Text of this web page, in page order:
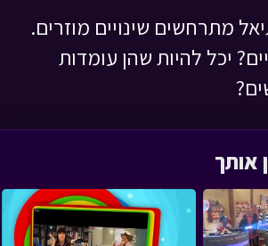
מתרחשים שינויים מוזרים.
יכל להיות שהן עומדות